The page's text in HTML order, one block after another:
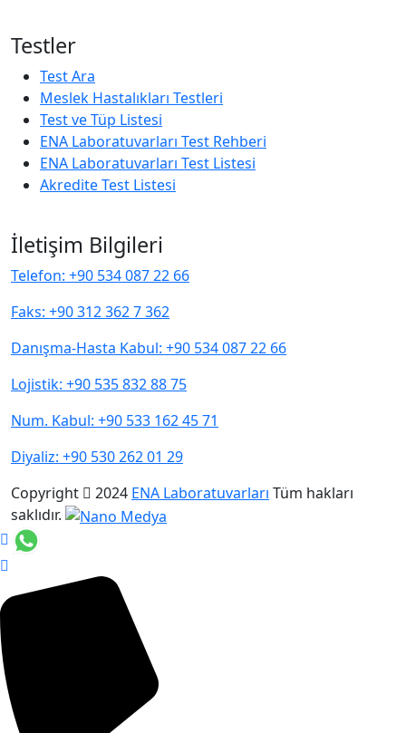
Testler
Test Ara
Meslek Hastalıkları Testleri
Test ve Tüp Listesi
ENA Laboratuvarları Test Rehberi
ENA Laboratuvarları Test Listesi
Akredite Test Listesi
İletişim Bilgileri
Telefon: +90 534 087 22 66
Faks: +90 312 362 7 362
Danışma-Hasta Kabul: +90 534 087 22 66
Lojistik: +90 535 832 88 75
Num. Kabul: +90 533 162 45 71
Diyaliz: +90 530 262 01 29
Copyright
2024 ENA Laboratuvarları Tüm hakları
saklıdır.